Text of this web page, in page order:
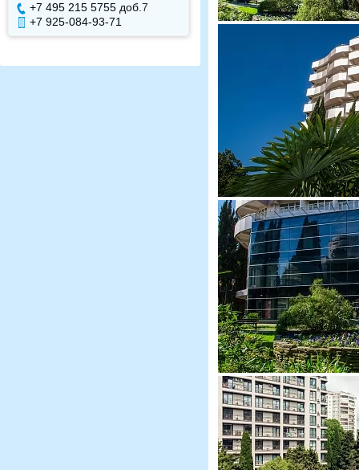
+7 495 215 5755 доб. 7
+7 925-084-93-71
+7 495 215 5755 доб.
+7 925-084-93-70